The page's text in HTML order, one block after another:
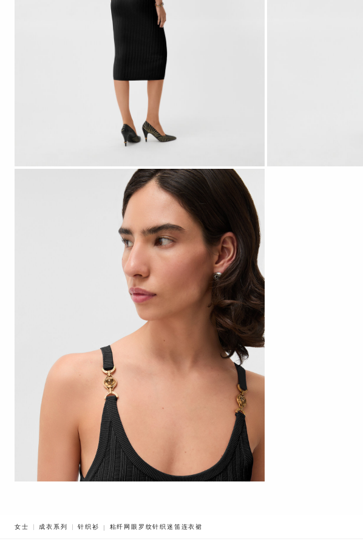
女士 成衣系列 针织衫 BREADCRUMB.ADA.LABEL.CURRENT
粘纤网眼罗纹针织迷笛连衣裙